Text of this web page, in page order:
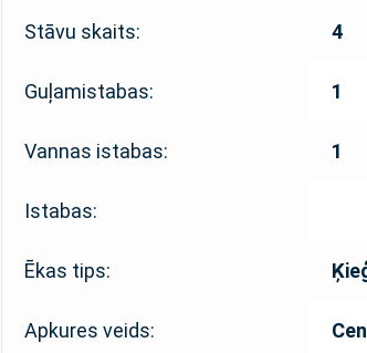
Stāvu skaits: 4
Guļamistabas: 1
Vannas istabas: 1
Istabas:
Ēkas tips:
Apkures veids: